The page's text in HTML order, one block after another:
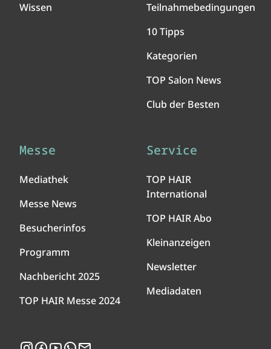
Wissen
Teilnahmebedingungen
10 Tipps
Kategorien
TOP Salon News
Club der Besten
Messe
Mediathek
Messe News
Besucherinfos
Programm
Nachbericht 2025
TOP HAIR Messe 2024
Service
TOP HAIR
International
TOP HAIR Abo
Kleinanzeigen
Newsletter
Mediadaten
Instagram
Facebook
YouTubeWhatsApp